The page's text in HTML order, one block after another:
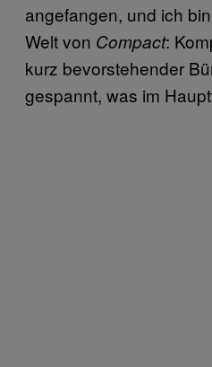
angefangen, und ich
Welt von Compact:
kurz bevorstehender
gespannt, was im